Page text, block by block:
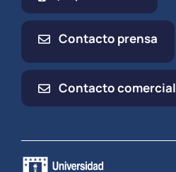
Contacto prensa
Contacto comercial